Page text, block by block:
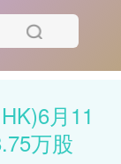
月11
万股